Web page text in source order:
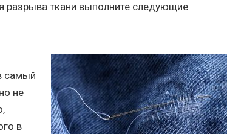
разрыва ткани выполните следующие
самый
не
в